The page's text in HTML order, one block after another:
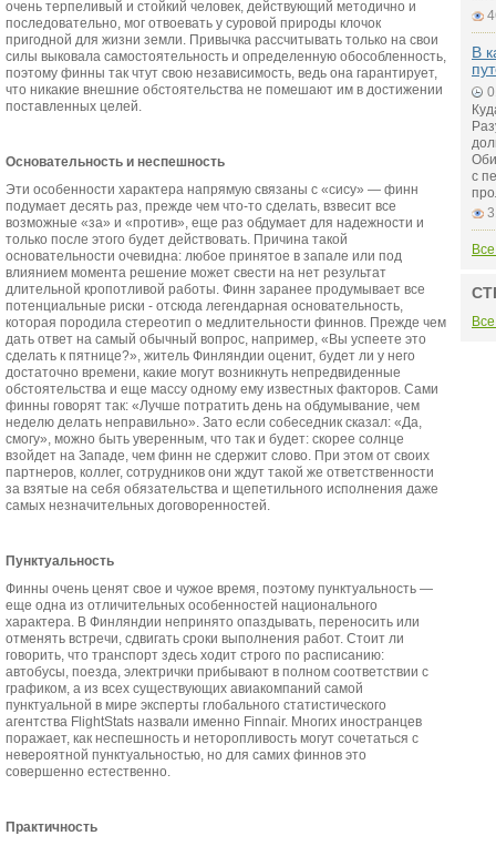
очень терпеливый и стойкий человек, действующий методично и
последовательно, мог отвоевать у суровой природы клочок
пригодной для жизни земли. Привычка рассчитывать только на свои
силы выковала самостоятельность и определенную обособленность,
поэтому финны так чтут свою независимость, ведь она гарантирует,
что никакие внешние обстоятельства не помешают им в достижении
поставленных целей.
Основательность и неспешность
Эти особенности характера напрямую связаны с «сису» — финн
подумает десять раз, прежде чем что-то сделать, взвесит все
возможные «за» и «против», еще раз обдумает для надежности и
только после этого будет действовать. Причина такой
основательности очевидна: любое принятое в запале или под
влиянием момента решение может свести на нет результат
длительной кропотливой работы. Финн заранее продумывает все
потенциальные риски - отсюда легендарная основательность,
которая породила стереотип о медлительности финнов. Прежде чем
дать ответ на самый обычный вопрос, например, «Вы успеете это
сделать к пятнице?», житель Финляндии оценит, будет ли у него
достаточно времени, какие могут возникнуть непредвиденные
обстоятельства и еще массу одному ему известных факторов. Сами
финны говорят так: «Лучше потратить день на обдумывание, чем
неделю делать неправильно». Зато если собеседник сказал: «Да,
смогу», можно быть уверенным, что так и будет: скорее солнце
взойдет на Западе, чем финн не сдержит слово. При этом от своих
партнеров, коллег, сотрудников они ждут такой же ответственности
за взятые на себя обязательства и щепетильного исполнения даже
самых незначительных договоренностей.
Пунктуальность
Финны очень ценят свое и чужое время, поэтому пунктуальность —
еще одна из отличительных особенностей национального
характера. В Финляндии непринято опаздывать, переносить или
отменять встречи, сдвигать сроки выполнения работ. Стоит ли
говорить, что транспорт здесь ходит строго по расписанию:
автобусы, поезда, электрички прибывают в полном соответствии с
графиком, а из всех существующих авиакомпаний самой
пунктуальной в мире эксперты глобального статистического
агентства FlightStats назвали именно Finnair. Многих иностранцев
поражает, как неспешность и неторопливость могут сочетаться с
невероятной пунктуальностью, но для самих финнов это
совершенно естественно.
Практичность
В
с